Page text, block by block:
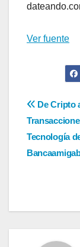
de
Ver fuente
de
De Cripto
Tecnología